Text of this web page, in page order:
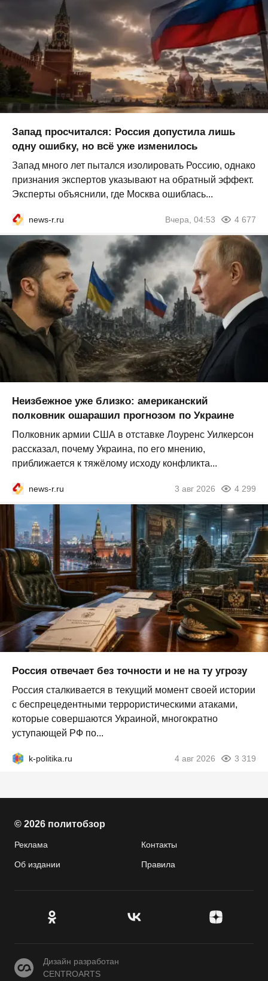
Запад просчитался: Россия допустила лишь
одну ошибку, но всё уже изменилось
Запад много лет пытался изолировать Россию, однако
признания экспертов указывают на обратный эффект.
Эксперты объяснили, где Москва ошиблась...
news-r.ru Вчера, 04:53 4 677
Неизбежное уже близко: американский
полковник ошарашил прогнозом по Украине
Полковник армии США в отставке Лоуренс Уилкерсон
рассказал, почему Украина, по его мнению,
приближается к тяжёлому исходу конфликта...
news-r.ru 3 авг 2026 4 299
Россия отвечает без точности и не на ту угрозу
Россия сталкивается в текущий момент своей истории
с беспрецедентными террористическими атаками,
которые совершаются Украиной, многократно
уступающей РФ по...
k-politika.ru 4 авг 2026 3 319
© 2026 политобзор
Реклама Контакты
Об издании Правила
CENTROARTS